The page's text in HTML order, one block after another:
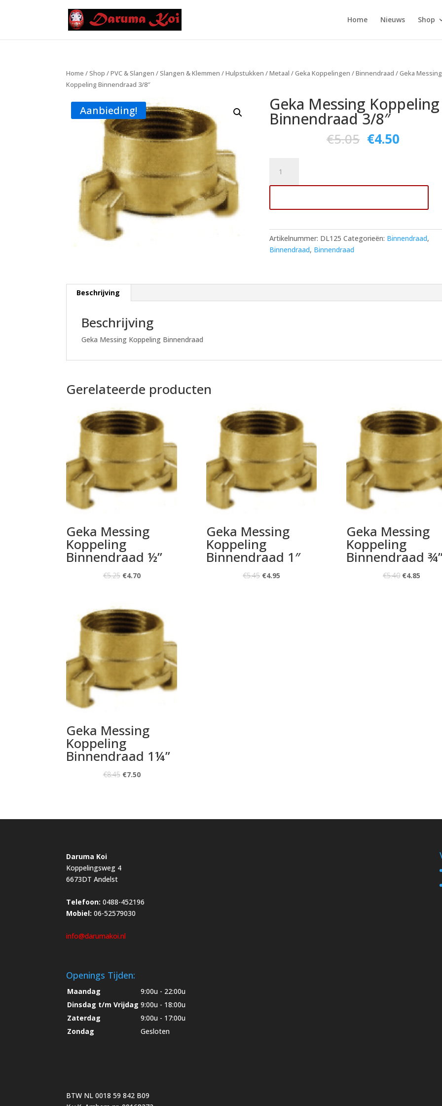
Home Nieuws Shop
Home /Shop /PVC & Slangen /Slangen & Klemmen /Hulpstukken /Metaal /Geka Koppelingen /Binnendraad / Geka Messing
Koppeling Binnendraad 3/8″
Aanbieding! Geka Messing Koppeling
Binnendraad 3/8″
€5.05 €4.50
Messing
Koppeling
3/8"
Artikelnummer: DL125 Categorieën: Binnendraad,
Binnendraad, Binnendraad
Beschrijving
Beschrijving
Geka Messing Koppeling Binnendraad
Gerelateerde producten
Geka Messing
Koppeling
Binnendraad ½”
€5.25 €4.70
Geka Messing
Koppeling
Binnendraad 1″
€5.45 €4.95
Geka Messing
Koppeling
Binnendraad
€5.40 €4.85
Geka Messing
Koppeling
Binnendraad 1¼”
€8.45 €7.50
Daruma Koi
Koppelingsweg 4
6673DT Andelst
Telefoon: 0488-452196
Mobiel: 06-52579030
info@darumakoi.nl
Openings Tijden:
Maandag
9:00u - 22:00u
Dinsdag t/m Vrijdag 9:00u - 18:00u
Zaterdag
9:00u - 17:00u
Zondag
Gesloten
BTW NL 0018 59 842 B09